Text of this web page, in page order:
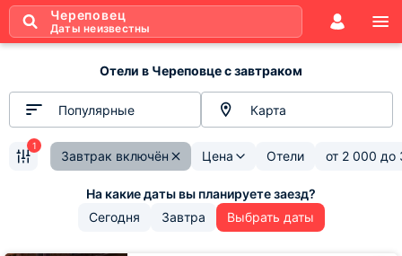
Череповец
Даты неизвестны
Отели в Череповце с завтраком
Популярные Карта
Завтрак включён Цена Отели от 2 000 до
1
Сегодня Завтра Выбрать даты